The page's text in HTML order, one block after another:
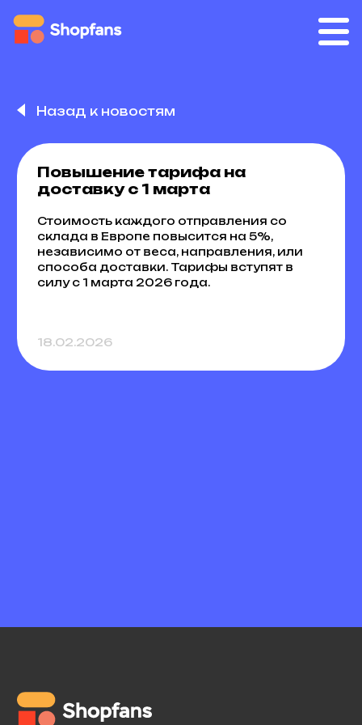
Назад к новостям
Повышение тарифа на
доставку с 1 марта
Стоимость каждого отправления со
склада в Европе повысится на 5%,
независимо от веса, направления, или
способа доставки. Тарифы вступят в
силу с 1 марта 2026 года.
18.02.2026